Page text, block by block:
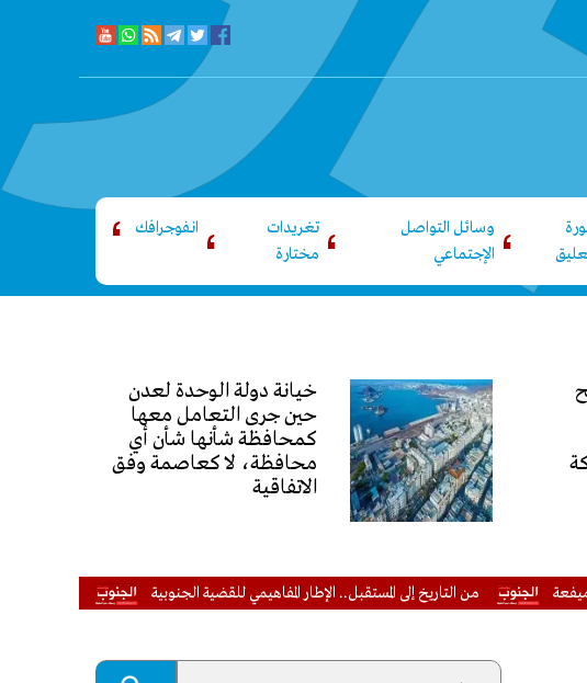
وسائل التواصل
الإجتماعي
تغريدات
مختارة
انفوجرافك
خيانة دولة الوحدة لعدن
حين جرى التعامل معها
كمحافظة شأنها شأن أي
محافظة، لا كعاصمة وفق
الاتفاقية
من التاريخ إلى المستقبل.. الإطار المفاهيمي للقضية الجنوبية عاجل | التحالف: إصابة 11 مدنيًا في نجران إثر اعتداءات حـ.ـوثية بالمقذوفات العشوائية